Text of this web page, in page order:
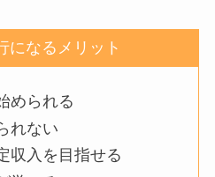
になるメリット
められる
れない
収入を目指せる